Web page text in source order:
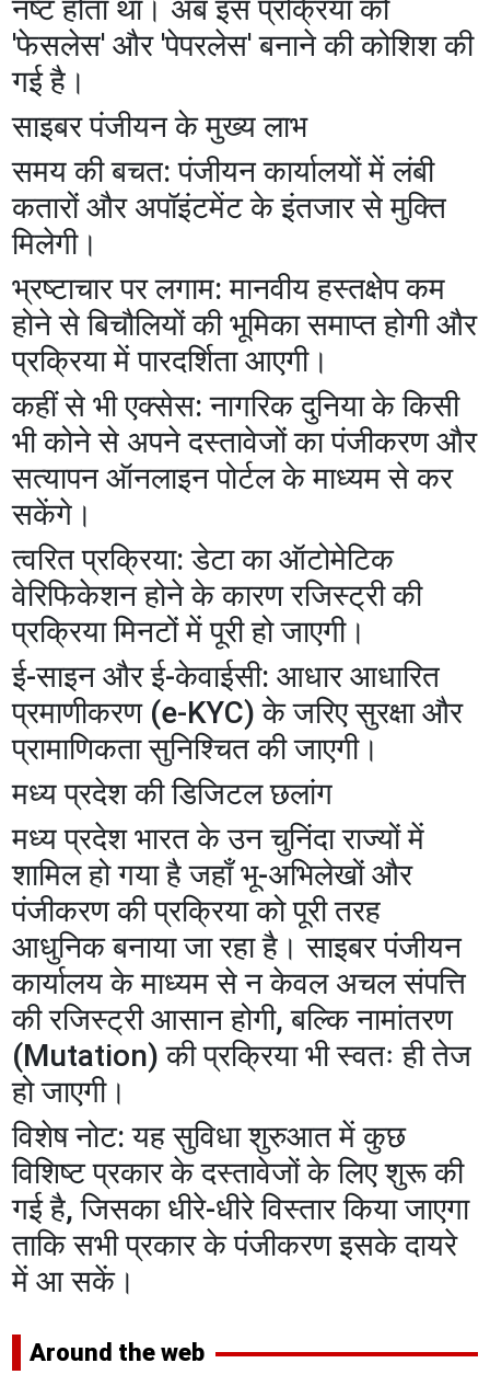
नष्ट होता था। अब इस प्रक्रिया को
'फेसलेस' और 'पेपरलेस' बनाने की कोशिश की
गई है।
​साइबर पंजीयन के मुख्य लाभ
​समय की बचत: पंजीयन कार्यालयों में लंबी
कतारों और अपॉइंटमेंट के इंतजार से मुक्ति
मिलेगी।
​भ्रष्टाचार पर लगाम: मानवीय हस्तक्षेप कम
होने से बिचौलियों की भूमिका समाप्त होगी और
प्रक्रिया में पारदर्शिता आएगी।
​कहीं से भी एक्सेस: नागरिक दुनिया के किसी
भी कोने से अपने दस्तावेजों का पंजीकरण और
सत्यापन ऑनलाइन पोर्टल के माध्यम से कर
सकेंगे।
​त्वरित प्रक्रिया: डेटा का ऑटोमेटिक
वेरिफिकेशन होने के कारण रजिस्ट्री की
प्रक्रिया मिनटों में पूरी हो जाएगी।
​ई-साइन और ई-केवाईसी: आधार आधारित
प्रमाणीकरण (e-KYC) के जरिए सुरक्षा और
प्रामाणिकता सुनिश्चित की जाएगी।
​मध्य प्रदेश की डिजिटल छलांग
​मध्य प्रदेश भारत के उन चुनिंदा राज्यों में
शामिल हो गया है जहाँ भू-अभिलेखों और
पंजीकरण की प्रक्रिया को पूरी तरह
आधुनिक बनाया जा रहा है। साइबर पंजीयन
कार्यालय के माध्यम से न केवल अचल संपत्ति
की रजिस्ट्री आसान होगी, बल्कि नामांतरण
(Mutation) की प्रक्रिया भी स्वतः ही तेज
हो जाएगी।
​विशेष नोट: यह सुविधा शुरुआत में कुछ
विशिष्ट प्रकार के दस्तावेजों के लिए शुरू की
गई है, जिसका धीरे-धीरे विस्तार किया जाएगा
ताकि सभी प्रकार के पंजीकरण इसके दायरे
में आ सकें।
Around the web